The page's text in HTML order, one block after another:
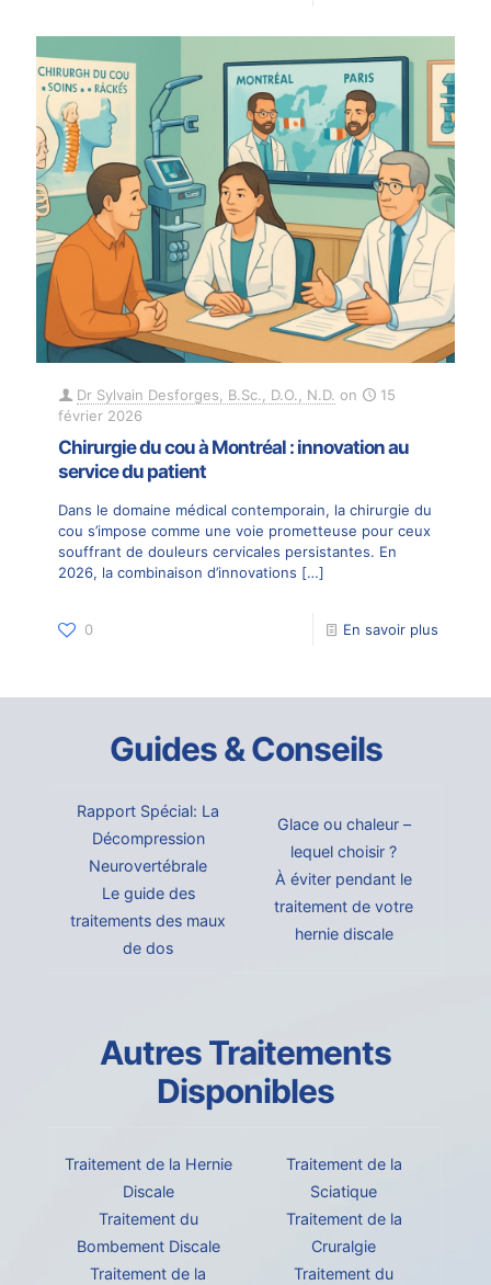
Dr Sylvain Desforges, B.Sc., D.O., N.D. on
15
février 2026
Chirurgie du cou à Montréal : innovation au
service du patient
Dans le domaine médical contemporain, la chirurgie du
cou s’impose comme une voie prometteuse pour ceux
souffrant de douleurs cervicales persistantes. En
2026, la combinaison d’innovations […]
0 En savoir plus
Guides & Conseils
Rapport Spécial: La
Décompression
Neurovertébrale
Le guide des
traitements des maux
de dos
Glace ou chaleur –
lequel choisir ?
À éviter pendant le
traitement de votre
hernie discale
Autres Traitements
Disponibles
Traitement de la Hernie
Discale
Traitement du
Bombement Discale
Traitement de la
Traitement de la
Sciatique
Traitement de la
Cruralgie
Traitement du